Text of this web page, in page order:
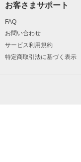
お客さまサポート
FAQ
お問い合わせ
サービス利用規約
特定商取引法に基づく表示